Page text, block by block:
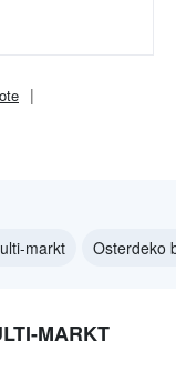
markt Osterdeko
MARKT